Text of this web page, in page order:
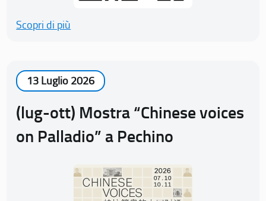
Scopri di più
13 Luglio 2026
(lug-ott) Mostra “Chinese voices
on Palladio” a Pechino